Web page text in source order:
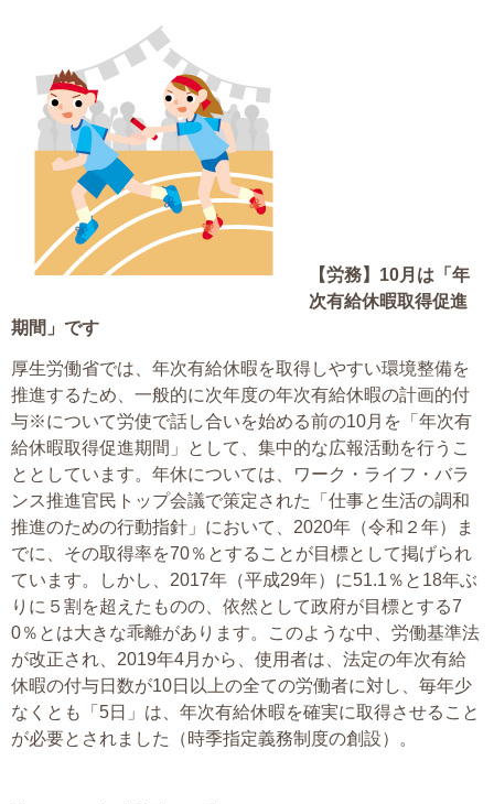
【労務】 10月は「年
次有給休暇取得促進
期間」です
厚生労働省では、年次有給休暇を取得しやすい環境整備を
推進するため、一般的に次年度の年次有給休暇の計画的付
与※について労使で話し合いを始める前の10月を「年次有
給休暇取得促進期間」として、集中的な広報活動を行うこ
ととしています。年休については、ワーク・ライフ・バラ
ンス推進官民トップ会議で策定された「仕事と生活の調和
推進のための行動指針」において、2020年（令和２年）ま
でに、その取得率を70％とすることが目標として掲げられ
ています。しかし、2017年（平成29年）に51.1％と18年ぶ
りに５割を超えたものの、依然として政府が目標とする7
0％とは大きな乖離があります。このような中、労働基準法
が改正され、2019年4月から、使用者は、法定の年次有給
休暇の付与日数が10日以上の全ての労働者に対し、毎年少
なくとも「5日」は、年次有給休暇を確実に取得させること
が必要とされました（時季指定義務制度の創設）。
その他各種手続き
費用の目安
実績一覧
お客様の声
採用情報・パートナー募集
新着情報
お問い合わせ
プライバシーポリシー
06-6889-6018
営業時間: 9：00～18：009：00～18：00